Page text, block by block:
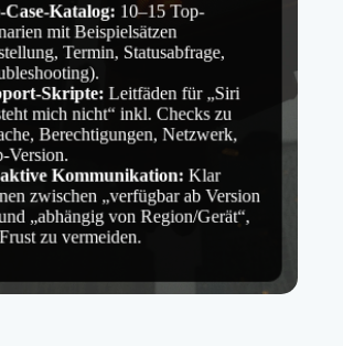
Case-Katalog: 10–15 Top-
mit Beispielsätzen
Termin, Statusabfrage,
Skripte: Leitfäden für „Siri
mich nicht“ inkl. Checks zu
Berechtigungen, Netzwerk,
Version.
Kommunikation: Klar
zwischen „verfügbar ab Version
„abhängig von Region/Gerät“,
zu vermeiden.